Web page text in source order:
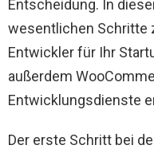
Entscheidung. In
wesentlichen Schritte
Entwickler für Ihr
außerdem
Entwicklungsdienste
Der erste Schritt bei